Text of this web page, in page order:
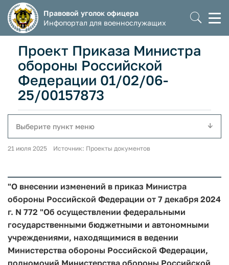
Правовой уголок офицера
Инфопортал для военнослужащих
Проект Приказа Министра
обороны Российской
Федерации 01/02/06-
25/00157873
Выберите пункт меню
21 июля 2025 Источник: Проекты документов
"О внесении изменений в приказ Министра
обороны Российской Федерации от 7 декабря 2024
г. N 772 "Об осуществлении федеральными
государственными бюджетными и автономными
учреждениями, находящимися в ведении
Министерства обороны Российской Федерации,
полномочий Министерства обороны Российской